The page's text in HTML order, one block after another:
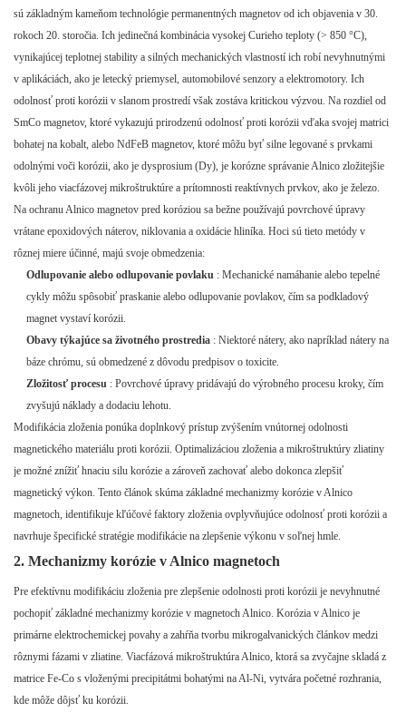
sú základným kameňom technológie permanentných magnetov od ich objavenia v 30.
rokoch 20. storočia. Ich jedinečná kombinácia vysokej Curieho teploty (> 850 °C),
vynikajúcej teplotnej stability a silných mechanických vlastností ich robí nevyhnutnými
v aplikáciách, ako je letecký priemysel, automobilové senzory a elektromotory. Ich
odolnosť proti korózii v slanom prostredí však zostáva kritickou výzvou. Na rozdiel od
SmCo magnetov, ktoré vykazujú prirodzenú odolnosť proti korózii vďaka svojej matrici
bohatej na kobalt, alebo NdFeB magnetov, ktoré môžu byť silne legované s prvkami
odolnými voči korózii, ako je dysprosium (Dy), je korózne správanie Alnico zložitejšie
kvôli jeho viacfázovej mikroštruktúre a prítomnosti reaktívnych prvkov, ako je železo.
Na ochranu Alnico magnetov pred koróziou sa bežne používajú povrchové úpravy
vrátane epoxidových náterov, niklovania a oxidácie hliníka. Hoci sú tieto metódy v
rôznej miere účinné, majú svoje obmedzenia:
Odlupovanie alebo odlupovanie povlaku : Mechanické namáhanie alebo tepelné
cykly môžu spôsobiť praskanie alebo odlupovanie povlakov, čím sa podkladový
magnet vystaví korózii.
Obavy týkajúce sa životného prostredia : Niektoré nátery, ako napríklad nátery na
báze chrómu, sú obmedzené z dôvodu predpisov o toxicite.
Zložitosť procesu : Povrchové úpravy pridávajú do výrobného procesu kroky, čím
zvyšujú náklady a dodaciu lehotu.
Modifikácia zloženia ponúka doplnkový prístup zvýšením vnútornej odolnosti
magnetického materiálu proti korózii. Optimalizáciou zloženia a mikroštruktúry zliatiny
je možné znížiť hnaciu silu korózie a zároveň zachovať alebo dokonca zlepšiť
magnetický výkon. Tento článok skúma základné mechanizmy korózie v Alnico
magnetoch, identifikuje kľúčové faktory zloženia ovplyvňujúce odolnosť proti korózii a
navrhuje špecifické stratégie modifikácie na zlepšenie výkonu v soľnej hmle.
2. Mechanizmy korózie v Alnico magnetoch
Pre efektívnu modifikáciu zloženia pre zlepšenie odolnosti proti korózii je nevyhnutné
pochopiť základné mechanizmy korózie v magnetoch Alnico. Korózia v Alnico je
primárne elektrochemickej povahy a zahŕňa tvorbu mikrogalvanických článkov medzi
rôznymi fázami v zliatine. Viacfázová mikroštruktúra Alnico, ktorá sa zvyčajne skladá z
matrice Fe-Co s vloženými precipitátmi bohatými na Al-Ni, vytvára početné rozhrania,
kde môže dôjsť ku korózii.